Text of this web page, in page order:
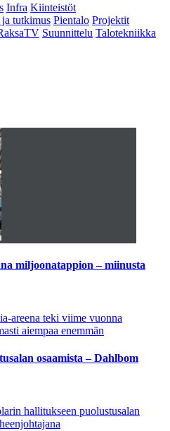
Infra Kiinteistöt
tutkimus Pientalo Projektit
Suunnittelu Talotekniikka
miljoonatappion – miinusta
areena teki viime vuonna
aiempaa enemmän
osaamista – Dahlbom
hallitukseen puolustusalan